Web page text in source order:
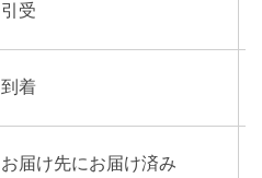
引受
到着
お届け先にお届け済み